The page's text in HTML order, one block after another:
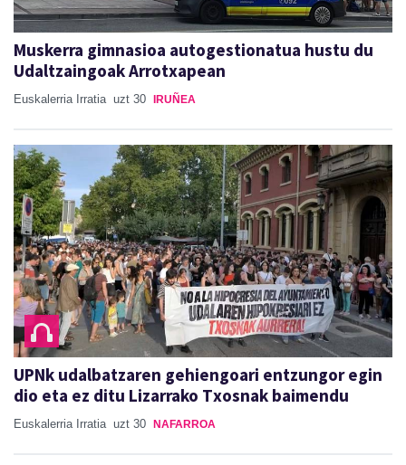
Muskerra gimnasioa autogestionatua hustu du
Udaltzaingoak Arrotxapean
Euskalerria Irratia uzt 30 IRUÑEA
UPNk udalbatzaren gehiengoari entzungor egin
dio eta ez ditu Lizarrako Txosnak baimendu
Euskalerria Irratia uzt 30 NAFARROA